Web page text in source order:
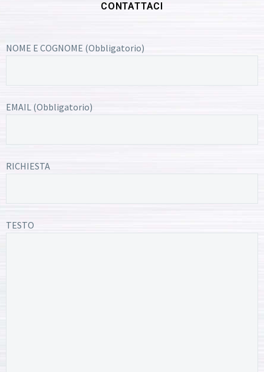
CONTATTACI
NOME E COGNOME (Obbligatorio)
EMAIL (Obbligatorio)
RICHIESTA
TESTO